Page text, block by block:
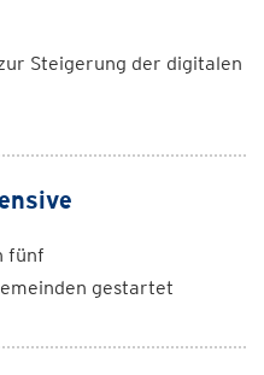
Steigerung der digitalen
fünf
gestartet